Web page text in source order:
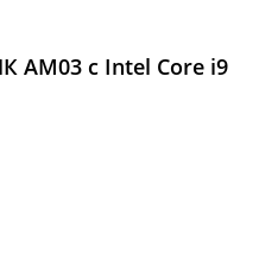
AM03 с Intel Core i9